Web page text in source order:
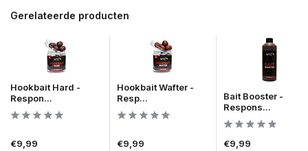
Gerelateerde producten
Hookbait Hard -
Respon...
€9,99
Hookbait Wafter -
Resp...
€9,99
Bait Booster -
Respons...
€9,99